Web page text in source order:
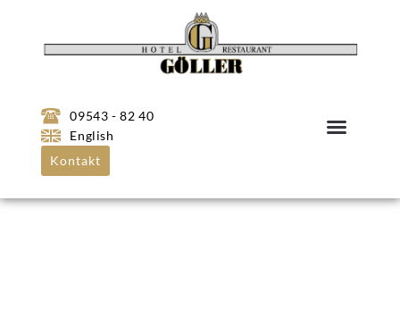
09543 - 82 40
English
Kontakt